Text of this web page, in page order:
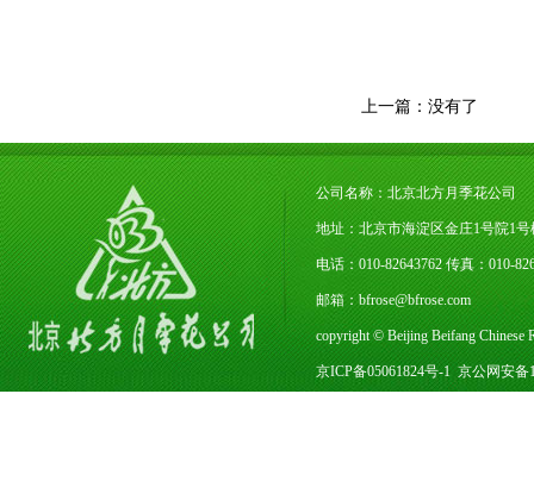
上一篇：没有了
公司名称：北京北方月季花公司
地址：北京市海淀区金庄1号院1号
电话：010-82643762 传真：010-
邮箱：bfrose@bfrose.com
copyright © Beijing Beifang Chinese
京ICP备05061824号-1 京公网安备